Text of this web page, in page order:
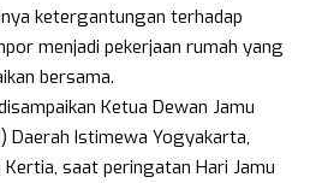
ketergantungan terhadap
menjadi pekerjaan rumah yang
bersama.
Ketua Dewan Jamu
Daerah Istimewa Yogyakarta,
saat peringatan Hari Jamu